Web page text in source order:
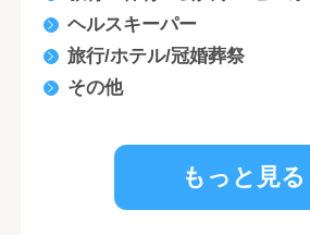
ヘルスキーパー
旅行/ホテル/冠婚葬祭
その他
もっと見る